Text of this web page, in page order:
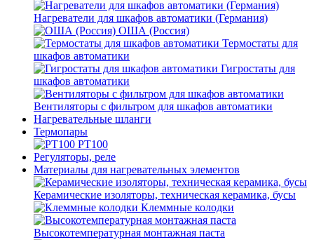
Нагреватели для шкафов автоматики (Германия)
ОША (Россия)
Термостаты для
шкафов автоматики
Гигростаты для
шкафов автоматики
Вентиляторы с фильтром для шкафов автоматики
Нагревательные шланги
Термопары
PT100
Регуляторы, реле
Материалы для нагревательных элементов
Керамические изоляторы, техническая керамика, бусы
Клеммные колодки
Высокотемпературная монтажная паста